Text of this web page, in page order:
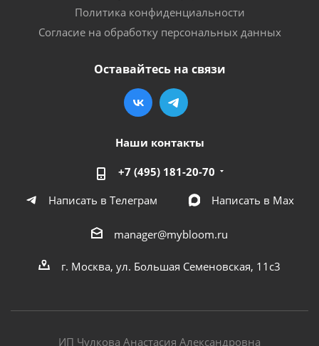
Политика конфиденциальности
Согласие на обработку персональных данных
Оставайтесь на связи
Наши контакты
+7 (495) 181-20-70
Написать в Телеграм
Написать в Мах
manager@mybloom.ru
г. Москва, ул. Большая Семеновская, 11с3
ИП Чулкова Анастасия Александровна